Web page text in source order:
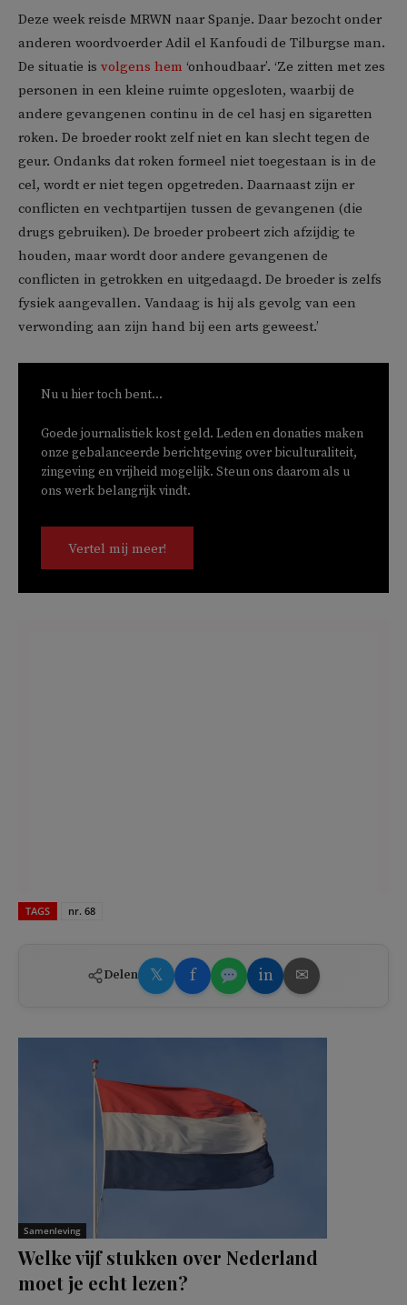
Deze week reisde MRWN naar Spanje. Daar bezocht onder
anderen woordvoerder Adil el Kanfoudi de Tilburgse man.
De situatie is volgens hem ‘onhoudbaar’. ‘Ze zitten met zes
personen in een kleine ruimte opgesloten, waarbij de
andere gevangenen continu in de cel hasj en sigaretten
roken. De broeder rookt zelf niet en kan slecht tegen de
geur. Ondanks dat roken formeel niet toegestaan is in de
cel, wordt er niet tegen opgetreden. Daarnaast zijn er
conflicten en vechtpartijen tussen de gevangenen (die
drugs gebruiken). De broeder probeert zich afzijdig te
houden, maar wordt door andere gevangenen de
conflicten in getrokken en uitgedaagd. De broeder is zelfs
fysiek aangevallen. Vandaag is hij als gevolg van een
verwonding aan zijn hand bij een arts geweest.’
Nu u hier toch bent...
Goede journalistiek kost geld. Leden en donaties maken
onze gebalanceerde berichtgeving over biculturaliteit,
zingeving en vrijheid mogelijk. Steun ons daarom als u
ons werk belangrijk vindt.
Vertel mij meer!
TAGS nr. 68
Delen 𝕏 f in ✉
Samenleving
Welke vijf stukken over Nederland
moet je echt lezen?